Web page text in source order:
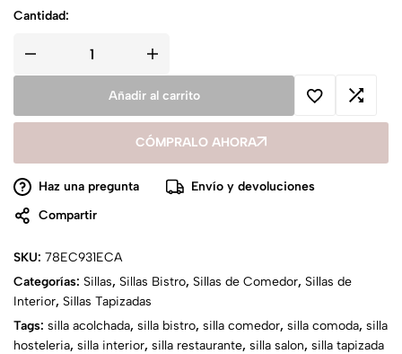
Cantidad:
Añadir al carrito
CÓMPRALO AHORA
Haz una pregunta
Envío y devoluciones
Compartir
SKU: 78EC931ECA
Categorías: Sillas, Sillas Bistro, Sillas de Comedor, Sillas de
Interior, Sillas Tapizadas
Tags: silla acolchada, silla bistro, silla comedor, silla comoda, silla
hosteleria, silla interior, silla restaurante, silla salon, silla tapizada